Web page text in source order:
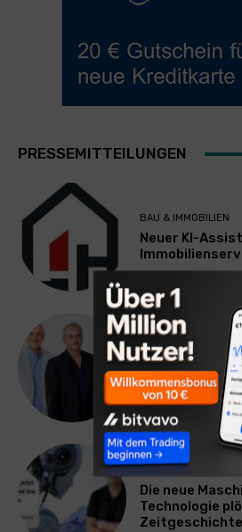
PRESSEMITTEILUNGEN
BAU & IMMOBILIEN
Neuer KI-
WERBUNG &
Willi Arsan &
werden
TECHNIK
Die neue
Technologie